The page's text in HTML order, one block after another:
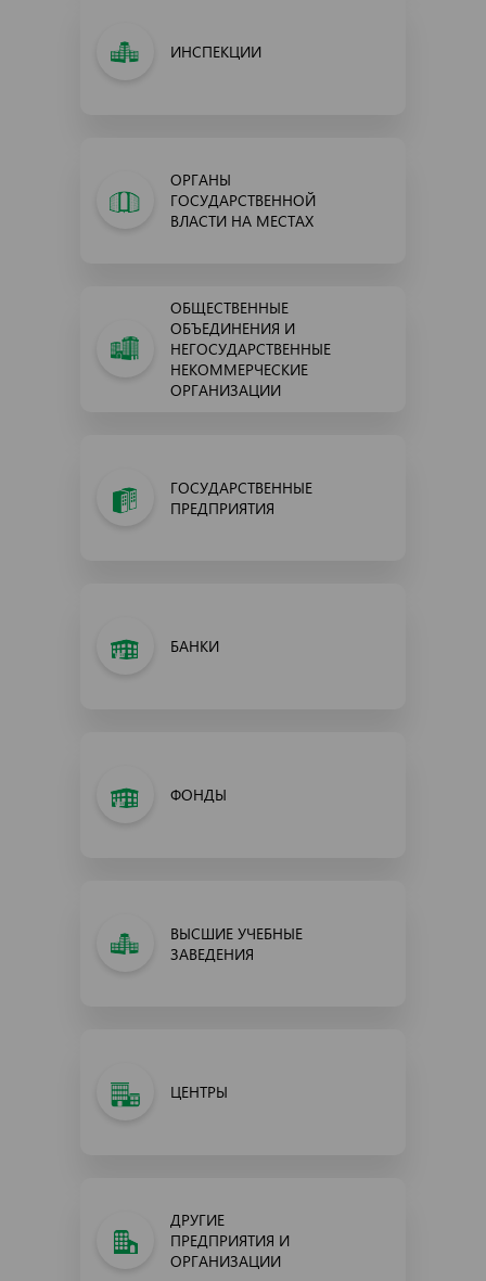
ИНСПЕКЦИИ
ОРГАНЫ
ГОСУДАРСТВЕННОЙ
ВЛАСТИ НА МЕСТАХ
ОБЩЕСТВЕННЫЕ
ОБЪЕДИНЕНИЯ И
НЕГОСУДАРСТВЕННЫЕ
НЕКОММЕРЧЕСКИЕ
ОРГАНИЗАЦИИ
ГОСУДАРСТВЕННЫЕ
ПРЕДПРИЯТИЯ
БАНКИ
ФОНДЫ
ВЫСШИЕ УЧЕБНЫЕ
ЗАВЕДЕНИЯ
ЦЕНТРЫ
ДРУГИЕ
ПРЕДПРИЯТИЯ И
ОРГАНИЗАЦИИ